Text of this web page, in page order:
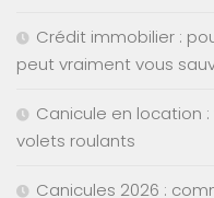
Crédit immobilier :
peut vraiment vous
Canicule en location
volets roulants
Canicules 2026 :